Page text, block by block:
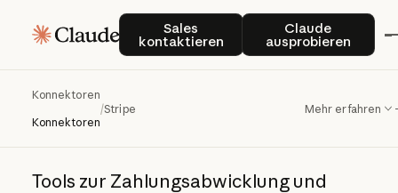
Sales
kontaktieren
Sales kontaktierenClaude
ausprobieren
Claude
Konnektoren
Konnektoren
/Stripe Mehr erfahren
Stripe
Tools zur Zahlungsabwicklung und